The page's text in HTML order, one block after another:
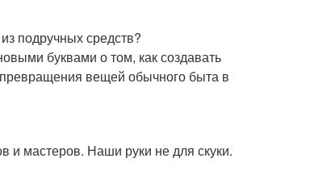
подручных средств?
буквами о том, как создавать
вещей обычного быта в
и мастеров. Наши руки не для скуки.